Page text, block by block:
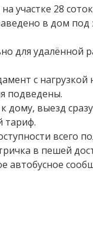
участке 28
в дом
для удалённой
с нагрузкой
подведены.
выезд
тариф.
всего
в пешей
автобусное